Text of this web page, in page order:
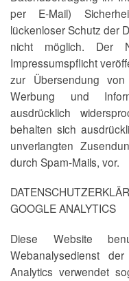
per E-Mail)
lückenloser Schutz der
nicht möglich. Der
Impressumspflicht
zur Übersendung
Werbung und
ausdrücklich
behalten sich
unverlangten
durch Spam-Mails, vor.
GOOGLE ANALYTICS
Diese Website
Webanalysedienst
Analytics verwendet